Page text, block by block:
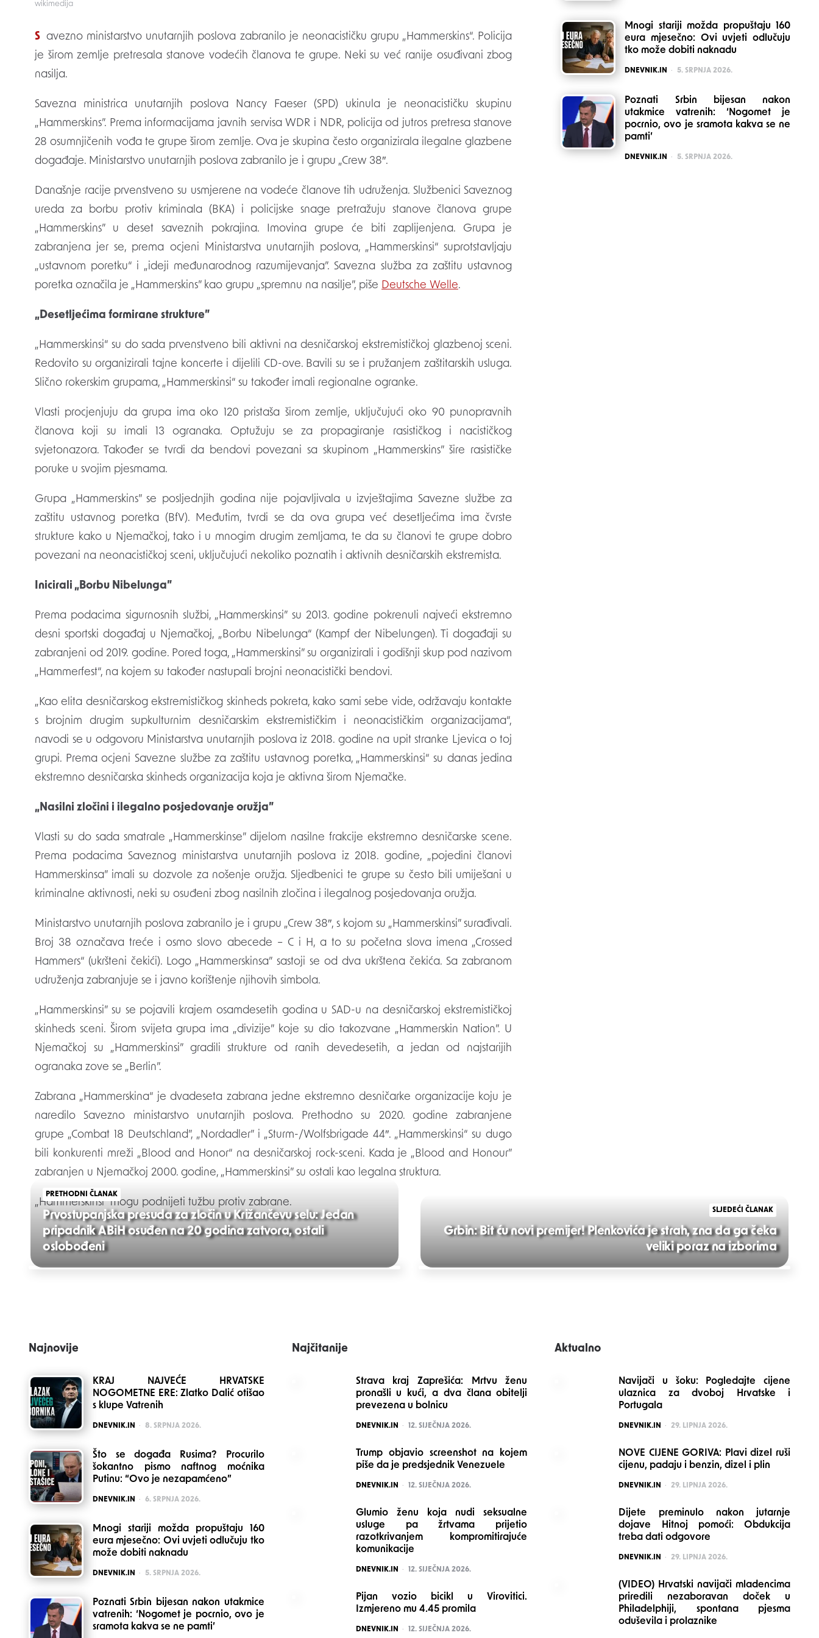
wikimedija
Savezno ministarstvo unutarnjih poslova zabranilo je neonacističku grupu „Hammerskins“. Policija
je širom zemlje pretresala stanove vodećih članova te grupe. Neki su već ranije osuđivani zbog
nasilja.
Savezna ministrica unutarnjih poslova Nancy Faeser (SPD) ukinula je neonacističku skupinu
„Hammerskins”. Prema informacijama javnih servisa WDR i NDR, policija od jutros pretresa stanove
28 osumnjičenih vođa te grupe širom zemlje. Ova je skupina često organizirala ilegalne glazbene
događaje. Ministarstvo unutarnjih poslova zabranilo je i grupu „Crew 38″.
Današnje racije prvenstveno su usmjerene na vodeće članove tih udruženja. Službenici Saveznog
ureda za borbu protiv kriminala (BKA) i policijske snage pretražuju stanove članova grupe
„Hammerskins” u deset saveznih pokrajina. Imovina grupe će biti zaplijenjena. Grupa je
zabranjena jer se, prema ocjeni Ministarstva unutarnjih poslova, „Hammerskinsi“ suprotstavljaju
„ustavnom poretku“ i „ideji međunarodnog razumijevanja”. Savezna služba za zaštitu ustavnog
poretka označila je „Hammerskins” kao grupu „spremnu na nasilje”, piše Deutsche Welle.
„Desetljećima formirane strukture”
„Hammerskinsi“ su do sada prvenstveno bili aktivni na desničarskoj ekstremističkoj glazbenoj sceni.
Redovito su organizirali tajne koncerte i dijelili CD-ove. Bavili su se i pružanjem zaštitarskih usluga.
Slično rokerskim grupama, „Hammerskinsi“ su također imali regionalne ogranke.
Vlasti procjenjuju da grupa ima oko 120 pristaša širom zemlje, uključujući oko 90 punopravnih
članova koji su imali 13 ogranaka. Optužuju se za propagiranje rasističkog i nacističkog
svjetonazora. Također se tvrdi da bendovi povezani sa skupinom „Hammerskins” šire rasističke
poruke u svojim pjesmama.
Grupa „Hammerskins” se posljednjih godina nije pojavljivala u izvještajima Savezne službe za
zaštitu ustavnog poretka (BfV). Međutim, tvrdi se da ova grupa već desetljećima ima čvrste
strukture kako u Njemačkoj, tako i u mnogim drugim zemljama, te da su članovi te grupe dobro
povezani na neonacističkoj sceni, uključujući nekoliko poznatih i aktivnih desničarskih ekstremista.
Inicirali „Borbu Nibelunga”
Prema podacima sigurnosnih službi, „Hammerskinsi” su 2013. godine pokrenuli najveći ekstremno
desni sportski događaj u Njemačkoj, „Borbu Nibelunga“ (Kampf der Nibelungen). Ti događaji su
zabranjeni od 2019. godine. Pored toga, „Hammerskinsi” su organizirali i godišnji skup pod nazivom
„Hammerfest“, na kojem su također nastupali brojni neonacistički bendovi.
„Kao elita desničarskog ekstremističkog skinheds pokreta, kako sami sebe vide, održavaju kontakte
s brojnim drugim supkulturnim desničarskim ekstremističkim i neonacističkim organizacijama“,
navodi se u odgovoru Ministarstva unutarnjih poslova iz 2018. godine na upit stranke Ljevica o toj
grupi. Prema ocjeni Savezne službe za zaštitu ustavnog poretka, „Hammerskinsi“ su danas jedina
ekstremno desničarska skinheds organizacija koja je aktivna širom Njemačke.
„Nasilni zločini i ilegalno posjedovanje oružja”
Vlasti su do sada smatrale „Hammerskinse” dijelom nasilne frakcije ekstremno desničarske scene.
Prema podacima Saveznog ministarstva unutarnjih poslova iz 2018. godine, „pojedini članovi
Hammerskinsa” imali su dozvole za nošenje oružja. Sljedbenici te grupe su često bili umiješani u
kriminalne aktivnosti, neki su osuđeni zbog nasilnih zločina i ilegalnog posjedovanja oružja.
Ministarstvo unutarnjih poslova zabranilo je i grupu „Crew 38″, s kojom su „Hammerskinsi” surađivali.
Broj 38 označava treće i osmo slovo abecede – C i H, a to su početna slova imena „Crossed
Hammers“ (ukršteni čekići). Logo „Hammerskinsa” sastoji se od dva ukrštena čekića. Sa zabranom
udruženja zabranjuje se i javno korištenje njihovih simbola.
„Hammerskinsi” su se pojavili krajem osamdesetih godina u SAD-u na desničarskoj ekstremističkoj
skinheds sceni. Širom svijeta grupa ima „divizije” koje su dio takozvane „Hammerskin Nation”. U
Njemačkoj su „Hammerskinsi” gradili strukture od ranih devedesetih, a jedan od najstarijih
ogranaka zove se „Berlin”.
Zabrana „Hammerskina“ je dvadeseta zabrana jedne ekstremno desničarke organizacije koju je
naredilo Savezno ministarstvo unutarnjih poslova. Prethodno su 2020. godine zabranjene
grupe „Combat 18 Deutschland”, „Nordadler” i „Sturm-/Wolfsbrigade 44″. „Hammerskinsi“ su dugo
bili konkurenti mreži „Blood and Honor“ na desničarskoj rock-sceni. Kada je „Blood and Honour”
zabranjen u Njemačkoj 2000. godine, „Hammerskinsi” su ostali kao legalna struktura.
„Hammerskinsi” mogu podnijeti tužbu protiv zabrane.
Post
PRETHODNI ČLANAK
Prvostupanjska presuda za zločin u Križančevu selu: Jedan
pripadnik ABiH osuđen na 20 godina zatvora, ostali
oslobođeni
SLJEDEĆI ČLANAK
Grbin: Bit ću novi premijer! Plenkovića je strah, zna da ga čeka
veliki poraz na izborima
Mnogi stariji možda propuštaju 160
eura mjesečno: Ovi uvjeti odlučuju
tko može dobiti naknadu
POSTED
DNEVNIK.IN 5. SRPNJA 2026.
Poznati Srbin bijesan nakon
utakmice vatrenih: ‘Nogomet je
pocrnio, ovo je sramota kakva se ne
pamti’
POSTED
DNEVNIK.IN 5. SRPNJA 2026.
Najnovije
KRAJ NAJVEĆE HRVATSKE
NOGOMETNE ERE: Zlatko Dalić otišao
s klupe Vatrenih
POSTED
DNEVNIK.IN 8. SRPNJA 2026.
Što se događa Rusima? Procurilo
šokantno pismo naftnog moćnika
Putinu: “Ovo je nezapamćeno”
POSTED
DNEVNIK.IN 6. SRPNJA 2026.
Mnogi stariji možda propuštaju 160
eura mjesečno: Ovi uvjeti odlučuju tko
može dobiti naknadu
POSTED
DNEVNIK.IN 5. SRPNJA 2026.
Poznati Srbin bijesan nakon utakmice
vatrenih: ‘Nogomet je pocrnio, ovo je
sramota kakva se ne pamti’
Najčitanije
Strava kraj Zaprešića: Mrtvu ženu
pronašli u kući, a dva člana obitelji
prevezena u bolnicu
POSTED
DNEVNIK.IN 12. SIJEČNJA 2026.
Trump objavio screenshot na kojem
piše da je predsjednik Venezuele
POSTED
DNEVNIK.IN 12. SIJEČNJA 2026.
Glumio ženu koja nudi seksualne
usluge pa žrtvama prijetio
razotkrivanjem kompromitirajuće
komunikacije
POSTED
DNEVNIK.IN 12. SIJEČNJA 2026.
Pijan vozio bicikl u Virovitici.
Izmjereno mu 4.45 promila
POSTED
DNEVNIK.IN 12. SIJEČNJA 2026.
Aktualno
Navijači u šoku: Pogledajte cijene
ulaznica za dvoboj Hrvatske i
Portugala
POSTED
DNEVNIK.IN 29. LIPNJA 2026.
NOVE CIJENE GORIVA: Plavi dizel ruši
cijenu, padaju i benzin, dizel i plin
POSTED
DNEVNIK.IN 29. LIPNJA 2026.
Dijete preminulo nakon jutarnje
dojave Hitnoj pomoći: Obdukcija
treba dati odgovore
POSTED
DNEVNIK.IN 29. LIPNJA 2026.
(VIDEO) Hrvatski navijači mladencima
priredili nezaboravan doček u
Philadelphiji, spontana pjesma
oduševila i prolaznike